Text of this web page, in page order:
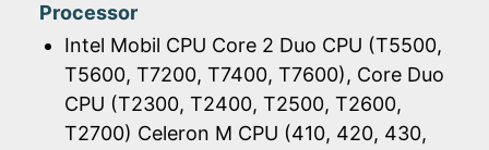
Processor
Intel Mobil CPU Core 2 Duo CPU (T5500,
T5600, T7200, T7400, T7600), Core Duo
CPU (T2300, T2400, T2500, T2600,
T2700) Celeron M CPU (410, 420, 430,